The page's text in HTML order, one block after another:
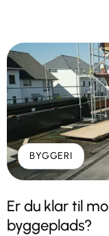
BYGGERI
Er du klar til
byggeplads?